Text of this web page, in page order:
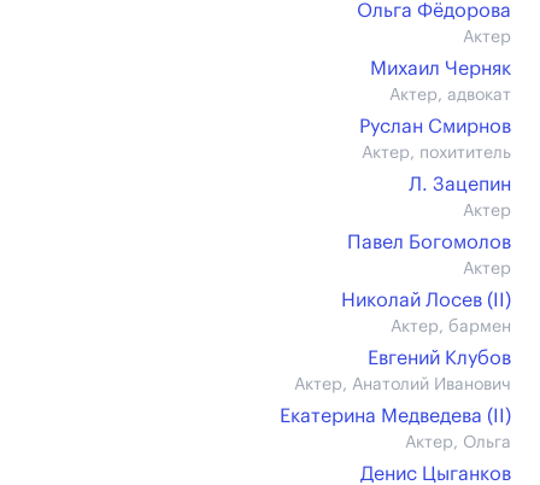
Ольга Фёдорова
Актер
Михаил Черняк
Актер, адвокат
Руслан Смирнов
Актер, похититель
Л. Зацепин
Актер
Павел Богомолов
Актер
Николай Лосев (II)
Актер, бармен
Евгений Клубов
Актер, Анатолий Иванович
Екатерина Медведева (II)
Актер, Ольга
Денис Цыганков